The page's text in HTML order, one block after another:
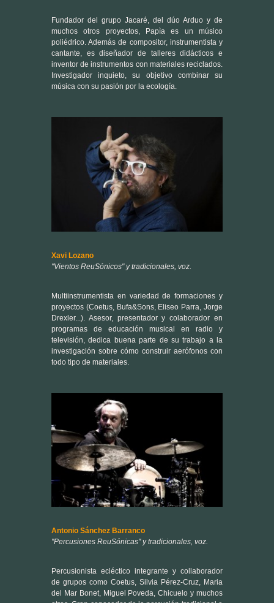
inventor de instrumentos con materiales reciclados.
Investigador inquieto, su objetivo combinar su
música con su pasión por la ecología.
"Vientos ReuSónicos" y tradicionales, voz.
proyectos (Coetus, Bufa&Sons, Eliseo Parra, Jorge
Drexler...). Asesor, presentador y colaborador en
investigación sobre cómo construir aerófonos con
todo tipo de materiales.
Antonio Sánchez Barranco
"Percusiones ReuSónicas" y tradicionales, voz.
de grupos como Coetus, Silvia Pérez-Cruz, Maria
del Mar Bonet, Miguel Poveda, Chicuelo y muchos
investigador del mundo de la percusión con
objetos cotidianos.